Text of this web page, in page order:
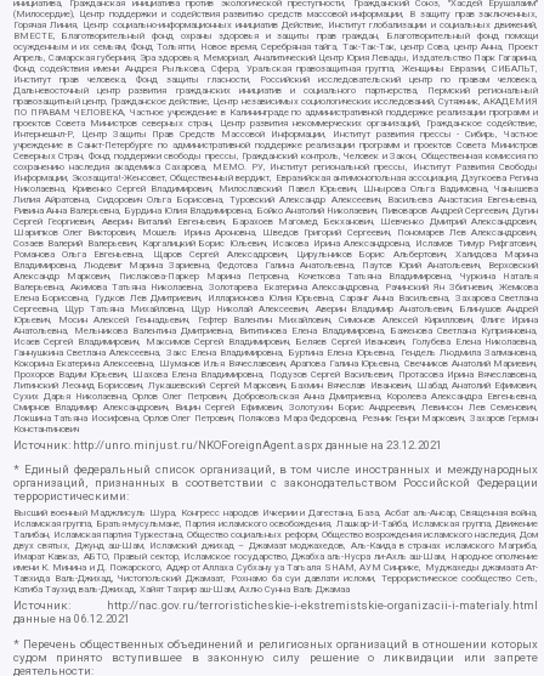
инициатива, Гражданская инициатива против экологической преступности, Гражданский Союз, "Хасдей Ерушалаим"
(Милосердие), Центр поддержки и содействия развитию средств массовой информации, В защиту прав заключенных,
Горячая Линия, Центр социально-информационных инициатив Действие, Институт глобализации и социальных движений,
ВМЕСТЕ, Благотворительный фонд охраны здоровья и защиты прав граждан, Благотворительный фонд помощи
осужденным и их семьям, Фонд Тольятти, Новое время, Серебряная тайга, Так-Так-Так, центр Сова, центр Анна, Проект
Апрель, Самарская губерния, Эра здоровья, Мемориал, Аналитический Центр Юрия Левады, Издательство Парк Гагарина,
Фонд содействия имени Андрея Рылькова, Сфера, Уральская правозащитная группа, Женщины Евразии, СИБАЛЬТ,
Институт прав человека, Фонд защиты гласности, Российский исследовательский центр по правам человека,
Дальневосточный центр развития гражданских инициатив и социального партнерства, Пермский региональный
правозащитный центр, Гражданское действие, Центр независимых социологических исследований, Сутяжник, АКАДЕМИЯ
ПО ПРАВАМ ЧЕЛОВЕКА, Частное учреждение в Калининграде по административной поддержке реализации программ и
проектов Совета Министров северных стран, Центр развития некоммерческих организаций, Гражданское содействие,
Интернешнл-Р, Центр Защиты Прав Средств Массовой Информации, Институт развития прессы - Сибирь, Частное
учреждение в Санкт-Петербурге по административной поддержке реализации программ и проектов Совета Министров
Северных Стран, Фонд поддержки свободы прессы, Гражданский контроль, Человек и Закон, Общественная комиссия по
сохранению наследия академика Сахарова, МЕМО. РУ, Институт региональной прессы, Институт Развития Свободы
Информации, Экозащита!-Женсовет, Общественный вердикт, Евразийская антимонопольная ассоциация, Дзугкоева Регина
Николаевна, Кривенко Сергей Владимирович, Милославский Павел Юрьевич, Шнырова Ольга Вадимовна, Чанышева
Лилия Айратовна, Сидорович Ольга Борисовна, Туровский Александр Алексеевич, Васильева Анастасия Евгеньевна,
Ривина Анна Валерьевна, Бурдина Юлия Владимировна, Бойко Анатолий Николаевич, Пивоваров Андрей Сергеевич, Дугин
Сергей Георгиевич, Аверин Виталий Евгеньевич, Барахоев Магомед Бекханович, Шевченко Дмитрий Александрович,
Шарипков Олег Викторович, Мошель Ирина Ароновна, Шведов Григорий Сергеевич, Пономарев Лев Александрович,
Созаев Валерий Валерьевич, Каргалицкий Борис Юльевич, Исакова Ирина Александровна, Исламов Тимур Рифгатович,
Романова Ольга Евгеньевна, Щаров Сергей Алексадрович, Цирульников Борис Альбертович, Халидова Марина
Владимировна, Людевиг Марина Зариевна, Федотова Галина Анатольевна, Паутов Юрий Анатольевич, Верховский
Александр Маркович, Пислакова-Паркер Марина Петровна, Кочеткова Татьяна Владимировна, Чуркина Наталья
Валерьевна, Акимова Татьяна Николаевна, Золотарева Екатерина Александровна, Рачинский Ян Збигневич, Жемкова
Елена Борисовна, Гудков Лев Дмитриевич, Илларионова Юлия Юрьевна, Саранг Анна Васильевна, Захарова Светлана
Сергеевна, Щур Татьяна Михайловна, Щур Николай Алексеевич, Аверин Владимир Анатольевич, Блинушов Андрей
Юрьевич, Мосин Алексей Геннадьевич, Гефтер Валентин Михайлович, Симонов Алексей Кириллович, Флиге Ирина
Анатольевна, Мельникова Валентина Дмитриевна, Вититинова Елена Владимировна, Баженова Светлана Куприяновна,
Исаев Сергей Владимирович, Максимов Сергей Владимирович, Беляев Сергей Иванович, Голубева Елена Николаевна,
Ганнушкина Светлана Алексеевна, Закс Елена Владимировна, Буртина Елена Юрьевна, Гендель Людмила Залмановна,
Кокорина Екатерина Алексеевна, Шуманов Илья Вячеславович, Арапова Галина Юрьевна, Свечников Анатолий Мариевич,
Прохоров Вадим Юрьевич, Шахова Елена Владимировна, Подузов Сергей Васильевич, Протасова Ирина Вячеславовна,
Литинский Леонид Борисович, Лукашевский Сергей Маркович, Бахмин Вячеслав Иванович, Шабад Анатолий Ефимович,
Сухих Дарья Николаевна, Орлов Олег Петрович, Добровольская Анна Дмитриевна, Королева Александра Евгеньевна,
Смирнов Владимир Александрович, Вицин Сергей Ефимович, Золотухин Борис Андреевич, Левинсон Лев Семенович,
Локшина Татьяна Иосифовна, Орлов Олег Петрович, Полякова Мара Федоровна, Резник Генри Маркович, Захаров Герман
Константинович
Источник: http://unro.minjust.ru/NKOForeignAgent.aspxданные на 23.12.2021
* Единый федеральный список организаций, в том числе иностранных и международных
организаций, признанных в соответствии с законодательством Российской Федерации
террористическими:
Высший военный Маджлисуль Шура, Конгресс народов Ичкерии и Дагестана, База, Асбат аль-Ансар, Священная война,
Исламская группа, Братья-мусульмане, Партия исламского освобождения, Лашкар-И-Тайба, Исламская группа, Движение
Талибан, Исламская партия Туркестана, Общество социальных реформ, Общество возрождения исламского наследия, Дом
двух святых, Джунд аш-Шам, Исламский джихад – Джамаат моджахедов, Аль-Каида в странах исламского Магриба,
Имарат Кавказ, АБТО, Правый сектор, Исламское государство, Джабха аль-Нусра ли-Ахль аш-Шам, Народное ополчение
имени К. Минина и Д. Пожарского, Аджр от Аллаха Субхану уа Тагьаля SHAM, АУМ Синрике, Муджахеды джамаата Ат-
Тавхида Валь-Джихад, Чистопольский Джамаат, Рохнамо ба суи давлати исломи, Террористическое сообщество Сеть,
Катиба Таухид валь-Джихад, Хайят Тахрир аш-Шам, Ахлю Сунна Валь Джамаа
Источник: http://nac.gov.ru/terroristicheskie-i-ekstremistskie-organizacii-i-materialy.html
данные на 06.12.2021
* Перечень общественных объединений и религиозных организаций в отношении которых
судом принято вступившее в законную силу решение о ликвидации или запрете
деятельности: